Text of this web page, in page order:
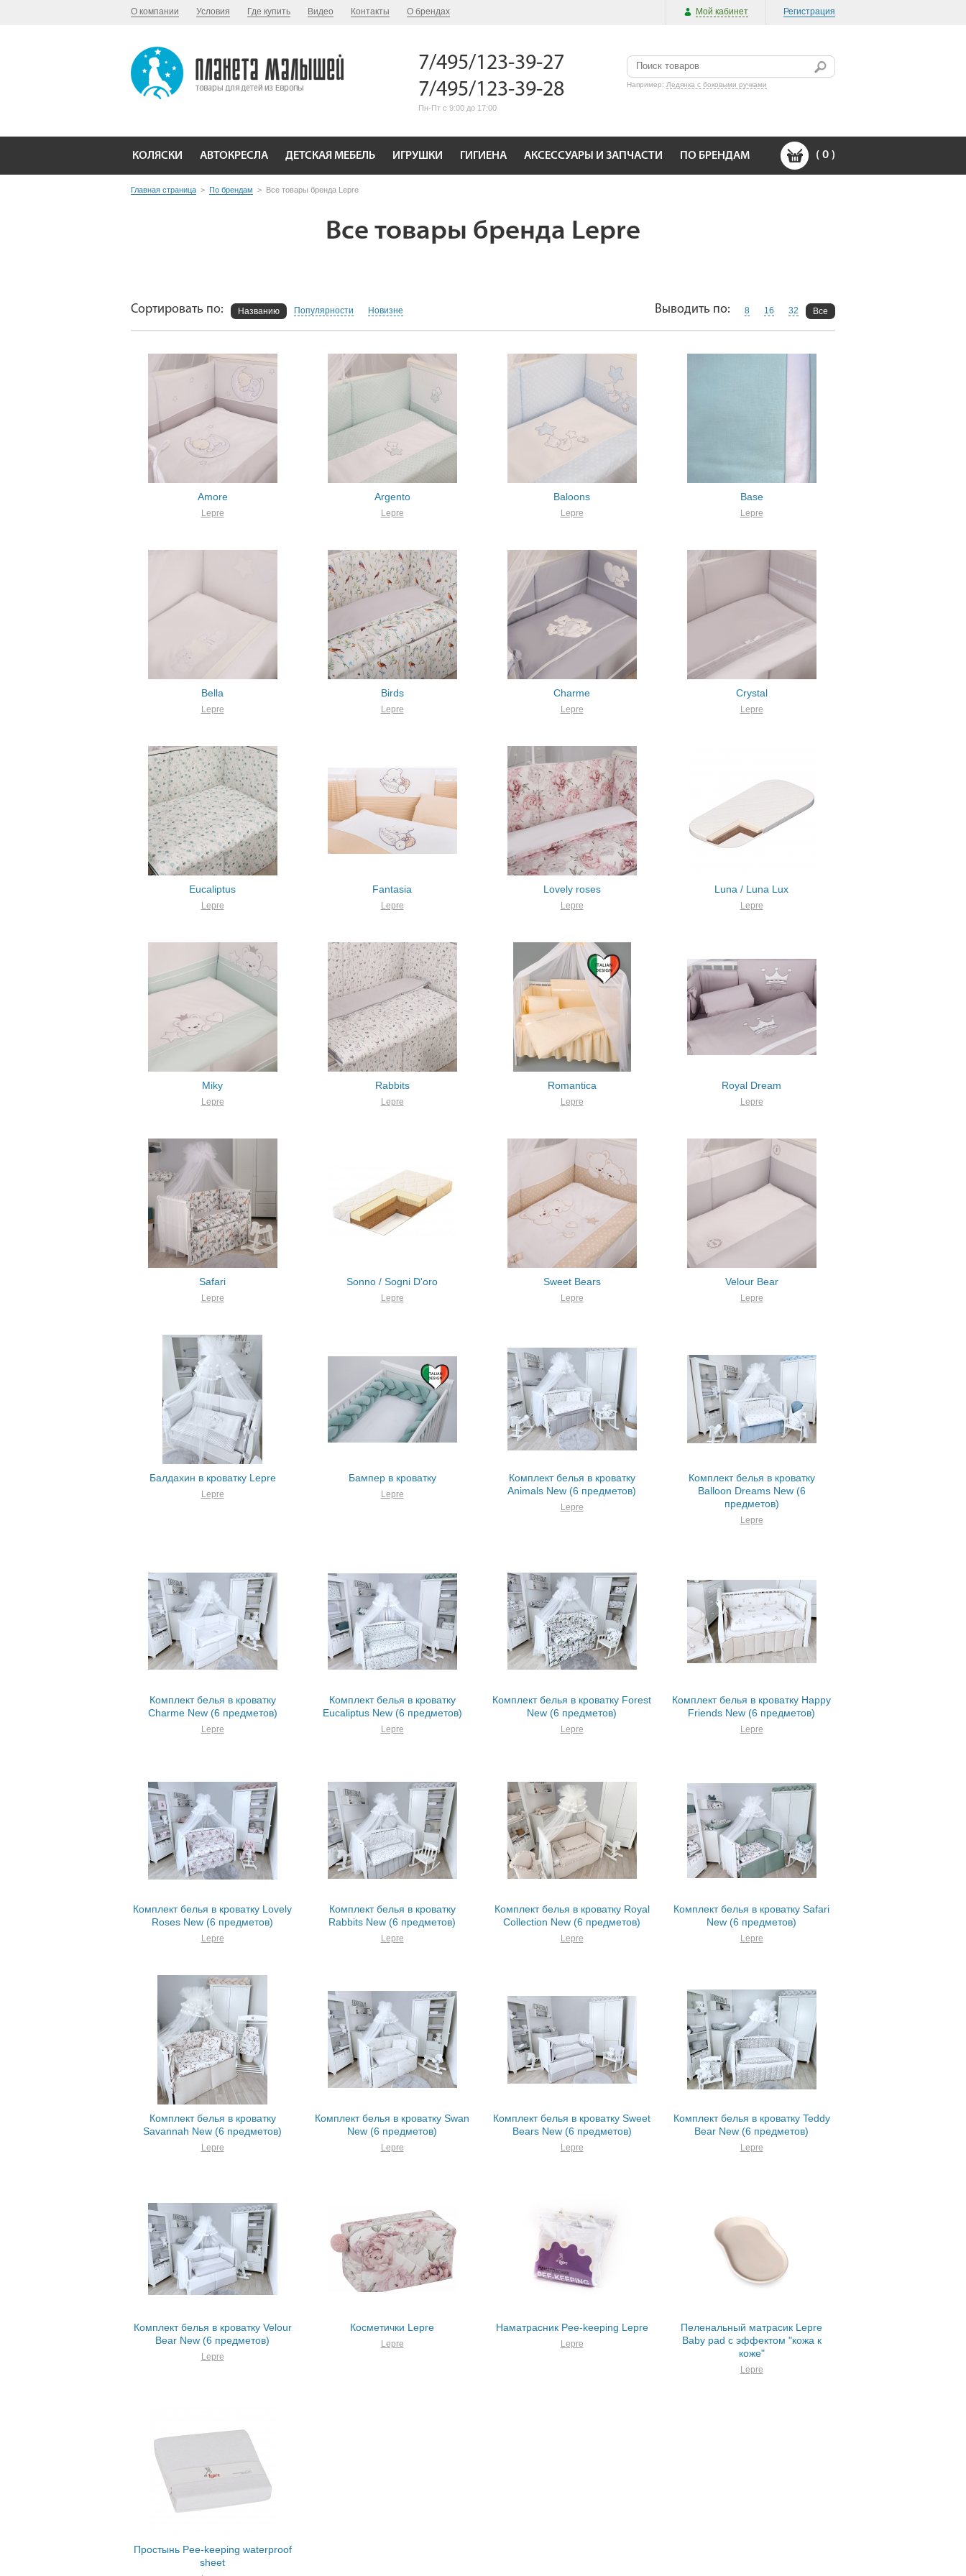
О компании Условия Где купить Видео Контакты О брендах Мой кабинет Регистрация
7/495/123-39-27
7/495/123-39-28
Пн-Пт с 9:00 до 17:00
Например: Ледянка с боковыми ручками
КОЛЯСКИ АВТОКРЕСЛА ДЕТСКАЯ МЕБЕЛЬ ИГРУШКИ ГИГИЕНА АКСЕССУАРЫ И ЗАПЧАСТИ ПО БРЕНДАМ ( 0 )
Главная страница > По брендам > Все товары бренда Lepre
Все товары бренда Lepre
Сортировать по: Названию Популярности Новизне Выводить по: 8 16 32 Все
Amore
Lepre
Argento
Lepre
Baloons
Lepre
Base
Lepre
Bella
Lepre
Birds
Lepre
Charme
Lepre
Crystal
Lepre
Eucaliptus
Lepre
Fantasia
Lepre
Lovely roses
Lepre
Luna / Luna Lux
Lepre
Miky
Lepre
Rabbits
Lepre
Romantica
Lepre
Royal Dream
Lepre
Safari
Lepre
Sonno / Sogni D'oro
Lepre
Sweet Bears
Lepre
Velour Bear
Lepre
Балдахин в кроватку Lepre
Lepre
Бампер в кроватку
Lepre
Комплект белья в кроватку
Animals New (6 предметов)
Lepre
Комплект белья в кроватку
Balloon Dreams New (6
предметов)
Lepre
Комплект белья в кроватку
Charme New (6 предметов)
Lepre
Комплект белья в кроватку
Eucaliptus New (6 предметов)
Lepre
Комплект белья в кроватку Forest
New (6 предметов)
Lepre
Комплект белья в кроватку Happy
Friends New (6 предметов)
Lepre
Комплект белья в кроватку Lovely
Roses New (6 предметов)
Lepre
Комплект белья в кроватку
Rabbits New (6 предметов)
Lepre
Комплект белья в кроватку Royal
Collection New (6 предметов)
Lepre
Комплект белья в кроватку Safari
New (6 предметов)
Lepre
Комплект белья в кроватку
Savannah New (6 предметов)
Lepre
Комплект белья в кроватку Swan
New (6 предметов)
Lepre
Комплект белья в кроватку Sweet
Bears New (6 предметов)
Lepre
Комплект белья в кроватку Teddy
Bear New (6 предметов)
Lepre
Комплект белья в кроватку Velour
Bear New (6 предметов)
Lepre
Косметички Lepre
Lepre
Наматрасник Pee-keeping Lepre
Lepre
Пеленальный матрасик Lepre
Baby pad с эффектом "кожа к
коже"
Lepre
Простынь Pee-keeping waterproof
sheet